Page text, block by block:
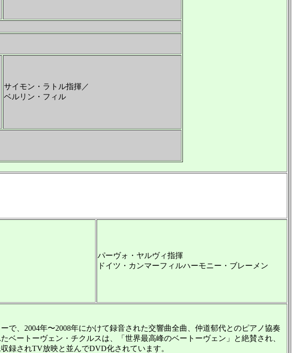
サイモン・ラトル指揮／
ベルリン・フィル
パーヴォ・ヤルヴィ指揮
ドイツ・カンマーフィルハーモニー・ブレーメン
、2004年〜2008年にかけて録音された交響曲全曲、仲道郁代とのピアノ協奏
ートーヴェン・チクルスは、「世界最高峰のベートーヴェン」と絶賛され、
録されTV放映と並んでDVD化されています。